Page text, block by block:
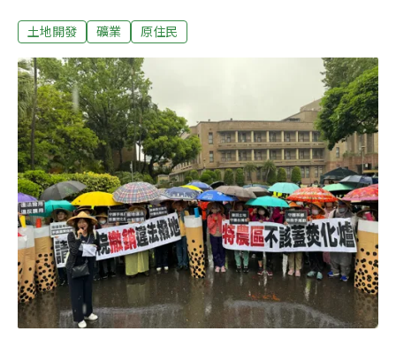
村長、鄰近村子中華村的村長，及多位部落居民共約逾百
慮。他們強調，雖然年底就是選舉，但依舊希望在這個時
間點提出罷免行動，讓接下來的被選舉人都要知道居民的
訴求。三部落共決機制被打破 崙埤村罷免村長行動浮現會
前接受《環境資訊中心》專訪時，張志文指出，崙埤部落
的傳統領域（包括員山鄉中華村以及大同鄉部分區域）過
去已有五座礦場——永侒礦場、粗坑陸砂專區、東峻礦
場、永合研礦場、利達礦場——後來經過中華村和崙埤村
民的努力，目前已擋下兩座的進行，但仍有三處持續開發
中。張志文表示，《諮商取得原住民族部落同意參與辦
法》第 21 條指出，關係部落得「聯合召集」部落
土地開發 礦業 原住民